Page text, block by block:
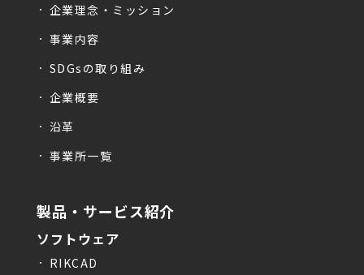
企業理念・ミッション
事業内容
SDGsの取り組み
企業概要
沿革
事業所一覧
製品・サービス紹介
ソフトウェア
RIKCAD